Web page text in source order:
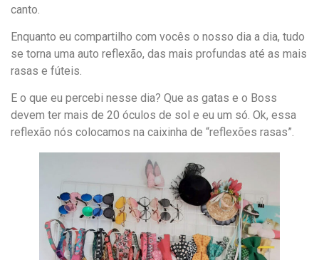
canto.
Enquanto eu compartilho com vocês o nosso dia a dia, tudo
se torna uma auto reflexão, das mais profundas até as mais
rasas e fúteis.
E o que eu percebi nesse dia? Que as gatas e o Boss
devem ter mais de 20 óculos de sol e eu um só. Ok, essa
reflexão nós colocamos na caixinha de “reflexões rasas”.